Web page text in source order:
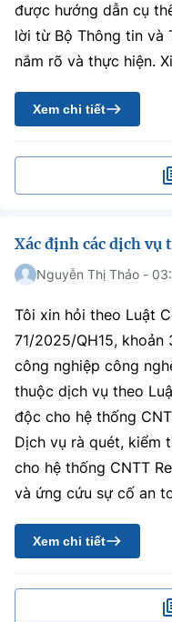
được hướng dẫn cụ
lời từ Bộ Thông tin và
nắm rõ và thực hiện.
Xem chi tiết
Xác định các dịch vụ
Nguyễn Thị Thảo -
Tôi xin hỏi theo Luật
71/2025/QH15,
công nghiệp công
thuộc dịch vụ theo
độc cho hệ thống
Dịch vụ rà quét, kiểm
cho hệ thống CNTT
và ứng cứu sự cố an
Xem chi tiết